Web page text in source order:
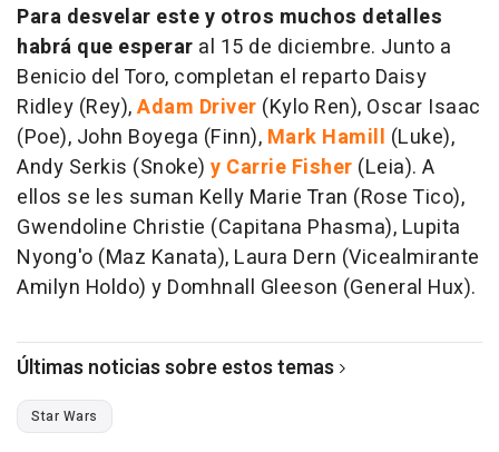
Para desvelar este y otros muchos detalles
habrá que esperar al 15 de diciembre. Junto a
Benicio del Toro, completan el reparto Daisy
Ridley (Rey),Adam Driver (Kylo Ren), Oscar Isaac
(Poe), John Boyega (Finn), Mark Hamill (Luke),
Andy Serkis (Snoke) y Carrie Fisher (Leia). A
ellos se les suman Kelly Marie Tran (Rose Tico),
Gwendoline Christie (Capitana Phasma), Lupita
Nyong'o (Maz Kanata), Laura Dern (Vicealmirante
Amilyn Holdo) y Domhnall Gleeson (General Hux).
Últimas noticias sobre estos temas
Star Wars